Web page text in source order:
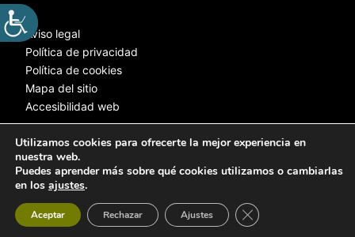
Aviso legal
Política de privacidad
Política de cookies
Mapa del sitio
Accesibilidad web
© 2025 Web desarrollada por el Servicio de Informática de Diputación
Utilizamos cookies para ofrecerte la mejor experiencia en
nuestra web.
Puedes aprender más sobre qué cookies utilizamos o cambiarlas
en los ajustes.
Aceptar Rechazar Ajustes Cerrar el banner de